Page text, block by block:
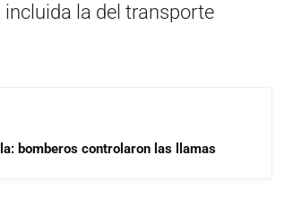
la del transporte
bomberos controlaron las llamas